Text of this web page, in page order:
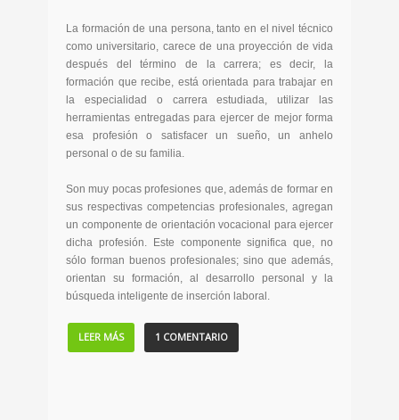
La formación de una persona, tanto en el nivel técnico
como universitario, carece de una proyección de vida
después del término de la carrera; es decir, la
formación que recibe, está orientada para trabajar en
la especialidad o carrera estudiada, utilizar las
herramientas entregadas para ejercer de mejor forma
esa profesión o satisfacer un sueño, un anhelo
personal o de su familia.
Son muy pocas profesiones que, además de formar en
sus respectivas competencias profesionales, agregan
un componente de orientación vocacional para ejercer
dicha profesión. Este componente significa que, no
sólo forman buenos profesionales; sino que además,
orientan su formación, al desarrollo personal y la
búsqueda inteligente de inserción laboral.
LEER MÁS 1 COMENTARIO